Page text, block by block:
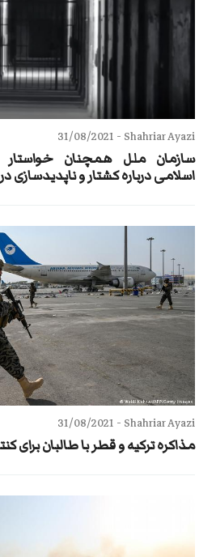
Shahriar Ayazi -
31/08/2021
سازمان ملل همچنان
اسلامی درباره کشتار و ناپدیدسازی در دهه
Shahriar Ayazi -
31/08/2021
مذاکره ترکیه و قطر با طالبان برای